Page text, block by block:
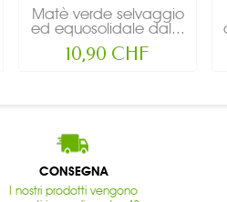
Matè verde selvaggio
ed equosolidale dal...
10,90 CHF
CONSEGNA
I nostri prodotti vengono